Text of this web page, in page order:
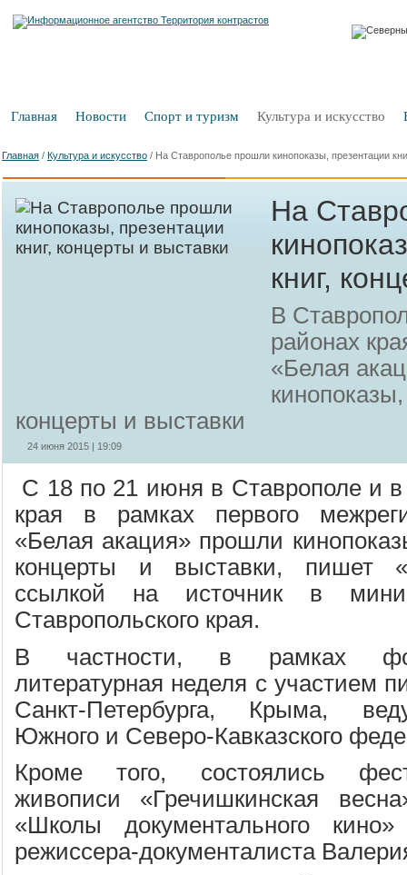
Главная Новости Спорт и туризм Культура и искусство
Главная / Культура и искусство / На Ставрополье прошли кинопоказы, презентации
На
книг,
В
районах
«Белая
концерты и выставки
24 июня 2015 | 19:09
С 18 по 21 июня в Ставрополе и в
края в рамках первого
«Белая акация» прошли
концерты и выставки, пишет
ссылкой на источник в
Ставропольского края.
В частности, в рамках
литературная неделя с участием
Санкт-Петербурга, Крыма,
Южного и Северо-Кавказского
Кроме того, состоялись
живописи «Гречишкинская
«Школы документального
режиссера-документалиста